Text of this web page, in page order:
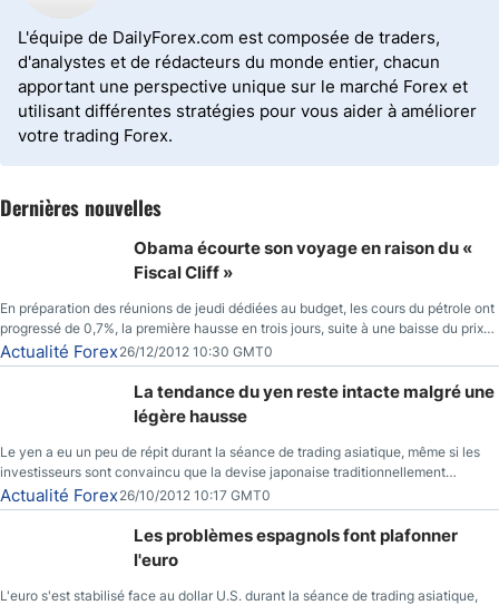
L'équipe de DailyForex.com est composée de traders,
d'analystes et de rédacteurs du monde entier, chacun
apportant une perspective unique sur le marché Forex et
utilisant différentes stratégies pour vous aider à améliorer
votre trading Forex.
Dernières nouvelles
Obama écourte son voyage en raison du «
Fiscal Cliff »
En préparation des réunions de jeudi dédiées au budget, les cours du pétrole ont
progressé de 0,7%, la première hausse en trois jours, suite à une baisse du prix
des réserves de pétrole américaines à un bas de 10 semaines.
Actualité Forex 26/12/2012 10:30 GMT0
La tendance du yen reste intacte malgré une
légère hausse
Le yen a eu un peu de répit durant la séance de trading asiatique, même si les
investisseurs sont convaincu que la devise japonaise traditionnellement
sécuritaire devrait chuter de façon importante après la réunion de la Banque du
Japon la semaine prochaine.
Actualité Forex 26/10/2012 10:17 GMT0
Les problèmes espagnols font plafonner
l'euro
L'euro s'est stabilisé face au dollar U.S. durant la séance de trading asiatique,